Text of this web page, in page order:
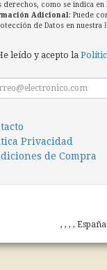
derechos, como se indica en
Adicional : Puede
de Datos en nuestra
leído y acepto la
Privacidad
de Compra
, , , ,